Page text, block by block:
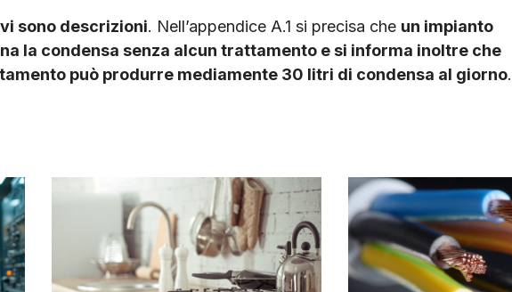
sono descrizioni. Nell’appendice A.1 si precisa che un impianto
la condensa senza alcun trattamento e si informa inoltre che
può produrre mediamente 30 litri di condensa al giorno.